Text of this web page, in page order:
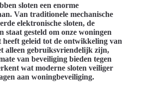
sloten een enorme
Van traditionele mechanische
elektronische sloten, de
staat gesteld om onze woningen
heeft geleid tot de ontwikkeling van
alleen gebruiksvriendelijk zijn,
van beveiliging bieden tegen
wat moderne sloten veiliger
aan woningbeveiliging.